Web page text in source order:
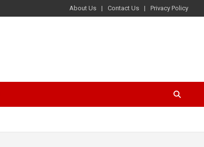
About Us Contact Us Privacy Policy